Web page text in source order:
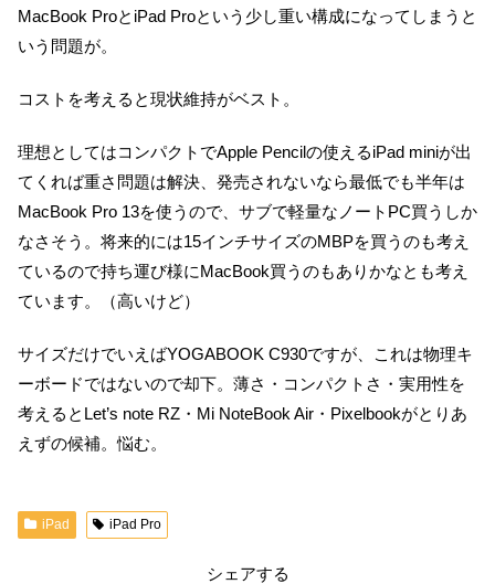
MacBook ProとiPad Proという少し重い構成になってしまうと
いう問題が。
コストを考えると現状維持がベスト。
理想としてはコンパクトでApple Pencilの使えるiPad miniが出
てくれば重さ問題は解決、発売されないなら最低でも半年は
MacBook Pro 13を使うので、サブで軽量なノートPC買うしか
なさそう。将来的には15インチサイズのMBPを買うのも考え
ているので持ち運び様にMacBook買うのもありかなとも考え
ています。（高いけど）
サイズだけでいえばYOGABOOK C930ですが、これは物理キ
ーボードではないので却下。薄さ・コンパクトさ・実用性を
考えるとLet’s note RZ・Mi NoteBook Air・Pixelbookがとりあ
えずの候補。悩む。
iPad iPad Pro
シェアする